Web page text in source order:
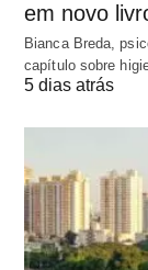
em novo
Bianca Breda,
capítulo sobre
5 dias atrás